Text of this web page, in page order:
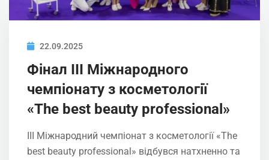
22.09.2025
Фінал ІII Міжнародного
чемпіонату з косметології
«The best beauty professional»
ІII Міжнародний чемпіонат з косметології «The
best beauty professional» відбувся натхненно та